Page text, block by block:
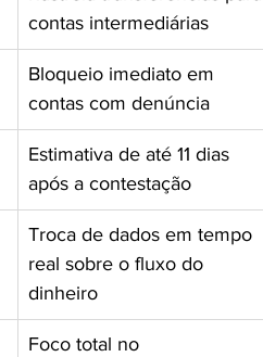
contas intermediárias
Bloqueio imediato em
contas com denúncia
Estimativa de até 11 dias
após a contestação
Troca de dados em tempo
real sobre o fluxo do
dinheiro
Foco total no